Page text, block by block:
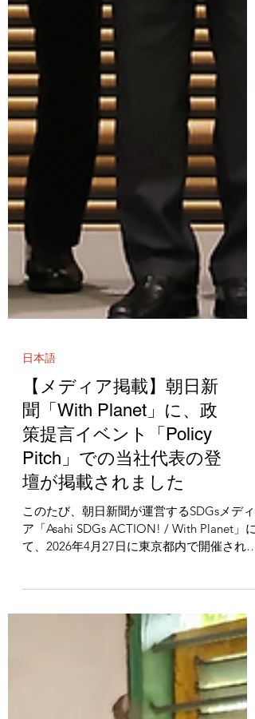
日本語
【メディア掲載】朝日新
聞「With Planet」に、政
策提言イベント「Policy
Pitch」での当社代表の登
壇が掲載されました
このたび、朝日新聞が運営するSDGsメディ
て、2026年4月27日に東京都内で開催された
ピッチ）」の様子が紹介され、当社代表 古
田国之の登壇と提言が取り上げられました。
本イベントは、政策提言を支援するスタート
アップ企業 株式会社PoliPoliが主催し、国際
保健（グローバルヘルス）を「健康・医療安
全保障」の観点から捉え直す場として開催さ